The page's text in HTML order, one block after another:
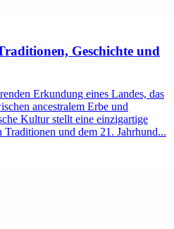
Geschichte und
Erkundung eines Landes, das
ancestralem Erbe und
Kultur stellt eine einzigartige
und dem 21. Jahrhund...